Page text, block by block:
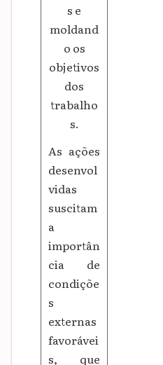
s e
moldand
o os
objetivos
dos
trabalho
s.
As ações
desenvol
vidas
suscitam
a
importân
cia de
condiçõe
s
externas
favorávei
s, que